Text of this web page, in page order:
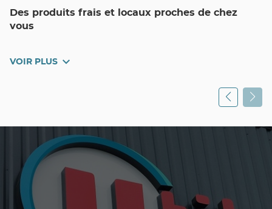
Des produits frais et locaux proches de chez
vous
toute son équipe met un point d’honneur à vous
VOIR PLUS